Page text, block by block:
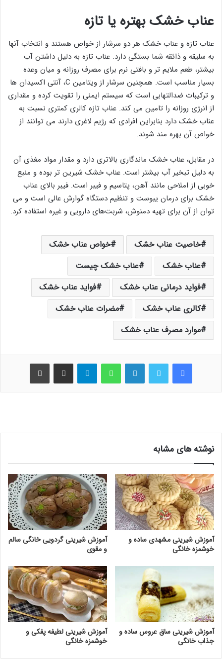
عناب خشک بهتره یا تازه
عناب تازه و عناب خشک هر دو سرشار از خواص هستند و انتخاب آنها
به سلیقه و ذائقه شما بستگی دارد. عناب تازه به دلیل داشتن آب
بیشتر، طعم ملایم ‌تر و بافتی نرم برای مصرف روزانه و میان‌ وعده
بسیار مناسب است. همچنین سرشار از ویتامین C، آنتی ‌اکسیدان‌ ها
و ترکیبات ضدالتهابی است که سیستم ایمنی را تقویت کرده و مقداری
از انرژی روزانه را تامین می کند. عناب تازه کالری کمتری نسبت به
عناب خشک دارد بنابراین افرادی که رژیم لاغری دارند می توانند از
خواص آن بهره مند شوند.
در مقابل، عناب خشک ماندگاری بالاتری دارد و مقدار مواد مغذی آن
به دلیل تبخیر آب بیشتر است. عناب خشک شیرین ‌تر بوده و منبع
خوبی از املاحی مانند آهن، پتاسیم و فیبر است. فیبر بالای عناب
خشک برای درمان یبوست و تنظیم دستگاه گوارش عالی است و می
توان از آن برای تهیه دمنوش، شربت‌های دارویی و غیره استفاده کرد.
خاصیت عناب خشک
خواص عناب خشک
عناب خشک
عناب خشک چیست
فواید درمانی عناب خشک
فواید عناب خشک
کالری عناب خشک
مضرات عناب خشک
موارد مصرف عناب خشک
فیس بوک لینکدین واتس آپ اشتراک گذاری از طریق ایمیل
نوشته های مشابه
آموزش شیرینی مشهدی ساده و
خوشمزه خانگی
آموزش شیرینی گردویی خانگی سالم
و مقوی
آموزش شیرینی ساق عروس ساده و
جذاب خانگی
آموزش شیرینی لطیفه پفکی و
خوشمزه خانگی